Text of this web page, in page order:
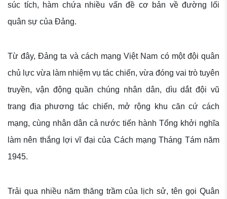
súc tích, hàm chứa nhiều vấn đề cơ bản về đường lối
quân sự của Đảng.
Từ đây, Đảng ta và cách mạng Việt Nam có một đội quân
chủ lực vừa làm nhiệm vụ tác chiến, vừa đóng vai trò tuyên
truyền, vận động quần chúng nhân dân, dìu dắt đội vũ
trang địa phương tác chiến, mở rộng khu căn cứ cách
mạng, cùng nhân dân cả nước tiến hành Tổng khởi nghĩa
làm nên thắng lợi vĩ đại của Cách mạng Tháng Tám năm
1945.
Trải qua nhiều năm thăng trầm của lịch sử, tên gọi Quân